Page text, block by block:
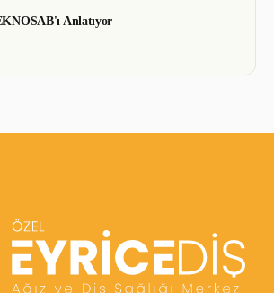
Anlatıyor